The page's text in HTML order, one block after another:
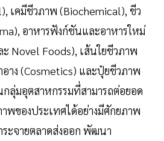
เคมีชีวภาพ (Biochemical), ชีว
อาหารฟังก์ชันและอาหารใหม่
Novel Foods), เส้นใยชีวภาพ
อาง (Cosmetics) และปุ๋ยชีวภาพ
ลุ่มอุตสาหกรรมที่สามารถต่อยอด
พของประเทศได้อย่างมีศักยภาพ
ระจายตลาดส่งออก พัฒนา